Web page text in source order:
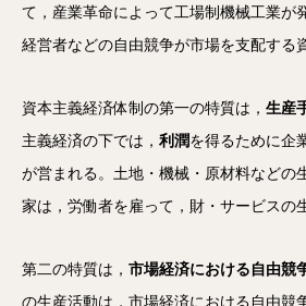
て，産業革命によって工場制機械工業が
経営者などの自由競争が市場を支配する
資本主義経済体制の第一の特質は， 生産
主義経済の下では， 利潤を得るために企
が営まれる。土地・機械・原材料などの
家は，労働者を雇って，財・サービスの
第二の特質は， 市場経済における自由競
の生産活動は，市場経済における自由競